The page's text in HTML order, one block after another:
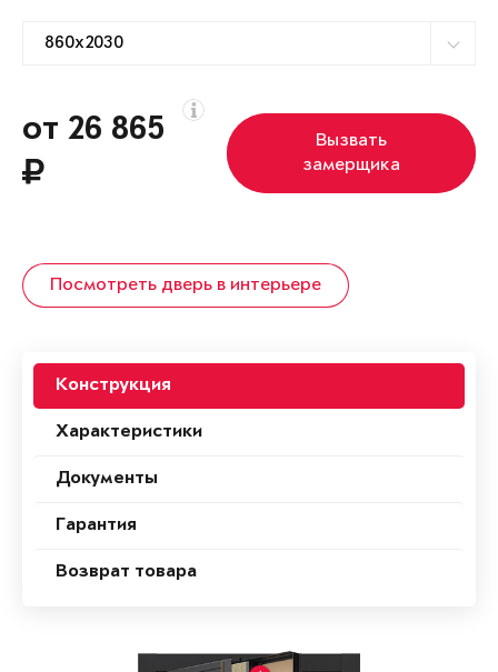
от 26 865
Вызвать
замерщика
Посмотреть дверь в интерьере
Конструкция
Характеристики
Документы
Гарантия
Возврат товара